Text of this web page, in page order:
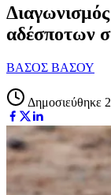
αδέσποτων
ΒΑΣΟΣ ΒΑΣΟΥ
Δημοσιεύθηκε